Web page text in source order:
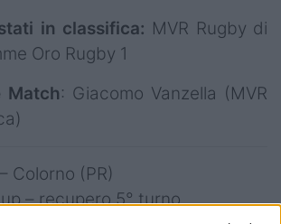
in classifica: MVR Rugby di
Oro Rugby 1
Match: Giacomo Vanzella (MVR
Colorno (PR)
– recupero 5° turno